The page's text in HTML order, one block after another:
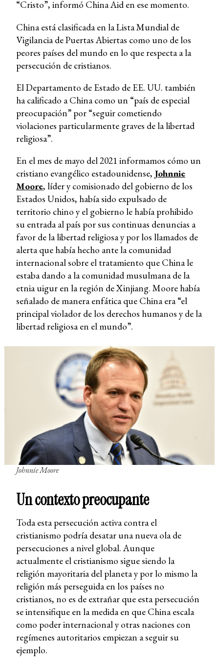
“Cristo”, informó China Aid en ese momento.
China está clasificada en la Lista Mundial de
Vigilancia de Puertas Abiertas como uno de los
peores países del mundo en lo que respecta a la
persecución de cristianos.
El Departamento de Estado de EE. UU. también
ha calificado a China como un “país de especial
preocupación” por “seguir cometiendo
violaciones particularmente graves de la libertad
religiosa”.
En el mes de mayo del 2021 informamos cómo un
cristiano evangélico estadounidense, Johnnie
Moore, líder y comisionado del gobierno de los
Estados Unidos, había sido expulsado de
territorio chino y el gobierno le había prohibido
su entrada al país por sus continuas denuncias a
favor de la libertad religiosa y por los llamados de
alerta que había hecho ante la comunidad
internacional sobre el tratamiento que China le
estaba dando a la comunidad musulmana de la
etnia uigur en la región de Xinjiang. Moore había
señalado de manera enfática que China era “el
principal violador de los derechos humanos y de la
libertad religiosa en el mundo”.
Johnnie Moore
Un contexto preocupante
Toda esta persecución activa contra el
cristianismo podría desatar una nueva ola de
persecuciones a nivel global. Aunque
actualmente el cristianismo sigue siendo la
religión mayoritaria del planeta y por lo mismo la
religión más perseguida en los países no
cristianos, no es de extrañar que esta persecución
se intensifique en la medida en que China escala
como poder internacional y otras naciones con
regímenes autoritarios empiezan a seguir su
ejemplo.